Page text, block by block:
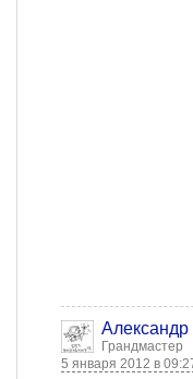
Александр
Грандмастер
5 января 2012 в